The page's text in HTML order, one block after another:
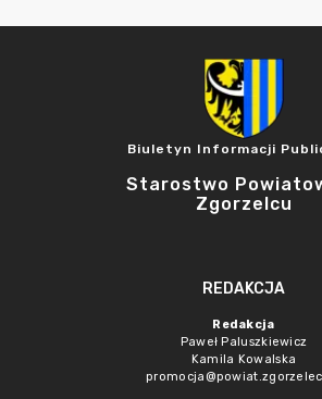
Biuletyn Informacji
Starostwo
Zgorzelcu
REDAKCJA
Redakcja
Paweł Paluszkiewicz
Kamila Kowalska